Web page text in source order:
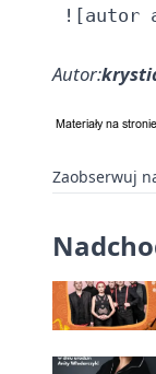
Autor:
Zaobserwuj